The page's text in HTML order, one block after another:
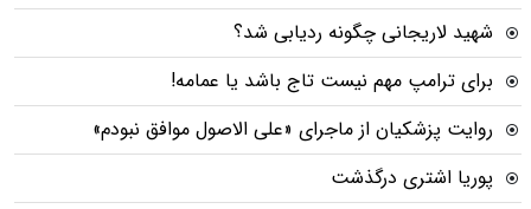
شهید لاریجانی چگونه ردیابی شد؟
برای ترامپ مهم نیست تاج باشد یا عمامه!
روایت پزشکیان از ماجرای «علی الاصول موافق نبودم»
پوریا اشتری درگذشت